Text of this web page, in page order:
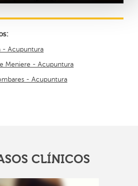
- Acupuntura
Meniere - Acupuntura
- Acupuntura
CLÍNICOS